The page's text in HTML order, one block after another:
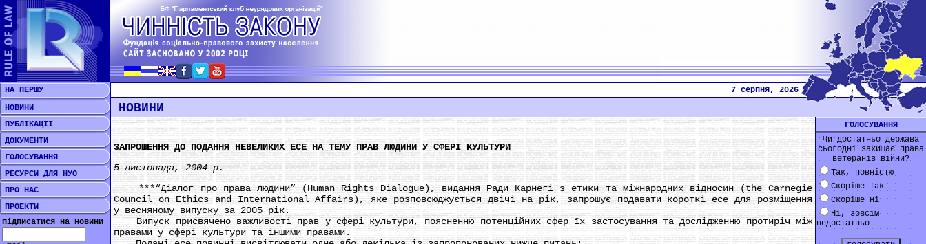
НА ПЕРШУ
7 серпня, 2026
НОВИНИ
ПУБЛІКАЦІЇ
ДОКУМЕНТИ
ГОЛОСУВАННЯ
РЕСУРСИ ДЛЯ НУО
ПРО НАС
ПРОЕКТИ
підписатися на новини
НОВИНИ
ЗАПРОШЕННЯ ДО ПОДАННЯ НЕВЕЛИКИХ ЕСЕ НА ТЕМУ ПРАВ ЛЮДИНИ У СФЕРІ КУЛЬТУРИ
5 листопада, 2004 р.
***“Діалог про права людини” (Human Rights Dialogue), видання Ради Карнегі з етики та міжнародних відносин (the Carnegie
Council on Ethics and International Affairs), яке розповсюджується двічі на рік, запрошує подавати короткі есе для розміщення
у весняному випуску за 2005 рік.
Випуск присвячено важливості прав у сфері культури, поясненню потенційних сфер їх застосування та дослідженню протиріч між
правами у сфері культури та іншими правами.
ГОЛОСУВАННЯ
Чи достатньо держава
сьогодні захищає права
ветеранів війни?
Так, повністю
Скоріше так
Скоріше ні
Ні, зовсім
недостатньо